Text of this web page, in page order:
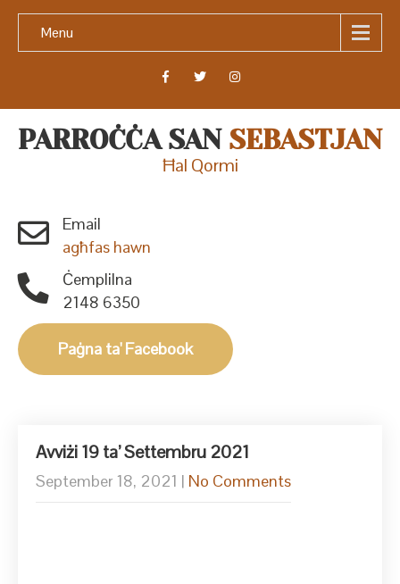
Menu
PARROĊĊA SAN SEBASTJAN
Ħal Qormi
Email
agħfas hawn
Ċemplilna
2148 6350
Paġna ta' Facebook
Avviżi 19 ta’ Settembru 2021
September 18, 2021 | No Comments